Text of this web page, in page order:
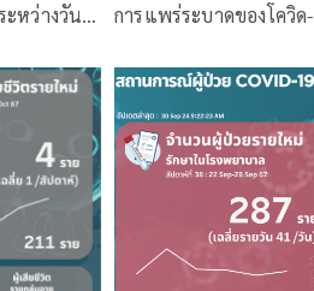
ะหว่างวันที่
การแพร่ระบาดของโควิ